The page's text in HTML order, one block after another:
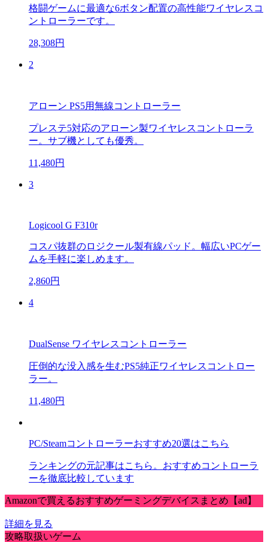
格闘ゲームに最適な6ボタン配置の高性能ワイヤレスコ
ントローラーです。
28,308円
2
アローン PS5用無線コントローラー
プレステ5対応のアローン製ワイヤレスコントローラ
ー。サブ機としても優秀。
11,480円
3
Logicool G F310r
コスパ抜群のロジクール製有線パッド。幅広いPCゲー
ムを手軽に楽しめます。
2,860円
4
DualSense ワイヤレスコントローラー
圧倒的な没入感を生むPS5純正ワイヤレスコントロー
ラー。
11,480円
PC/Steamコントローラーおすすめ20選はこちら
ランキングの元記事はこちら。おすすめコントローラ
ーを徹底比較しています
Amazonで買えるおすすめゲーミングデバイスまとめ【ad】
詳細を見る
攻略取扱いゲーム